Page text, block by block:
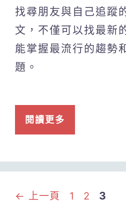
找尋朋友與自己追蹤
文，不僅可以找最新
能掌握最流行的趨勢
題。
閱讀更多
← 上一頁
頁
1
頁
2
頁
3